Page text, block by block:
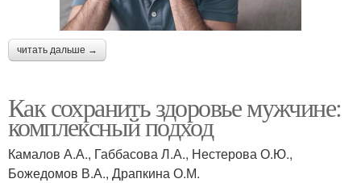
читать дальше →
Как сохранить здоровье мужчине:
комплексный подход
Камалов А.А., Габбасова Л.А., Нестерова О.Ю.,
Божедомов В.А., Драпкина О.М.